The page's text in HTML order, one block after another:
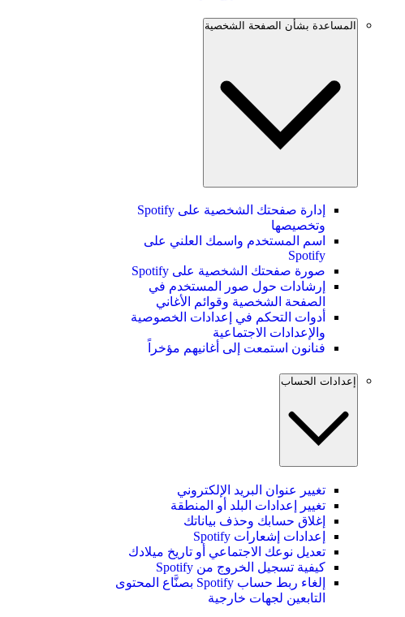
المساعدة بشأن الصفحة الشخصية
إدارة صفحتك الشخصية على Spotify
وتخصيصها
اسم المستخدم واسمك العلني على
Spotify
صورة صفحتك الشخصية على Spotify
إرشادات حول صور المستخدم في
الصفحة الشخصية وقوائم الأغاني
أدوات التحكم في إعدادات الخصوصية
والإعدادات الاجتماعية
فنانون استمعت إلى أغانيهم مؤخراً
إعدادات الحساب
تغيير عنوان البريد الإلكتروني
تغيير إعدادات البلد أو المنطقة
إغلاق حسابك وحذف بياناتك
إعدادات إشعارات Spotify
تعديل نوعك الاجتماعي أو تاريخ ميلادك
كيفية تسجيل الخروج من Spotify
إلغاء ربط حساب Spotify بصنَّاع المحتوى
التابعين لجهات خارجية